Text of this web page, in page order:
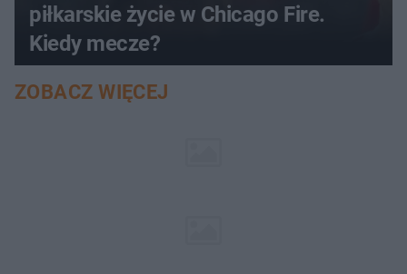
piłkarskie życie w Chicago Fire.
Kiedy mecze?
ZOBACZ WIĘCEJ